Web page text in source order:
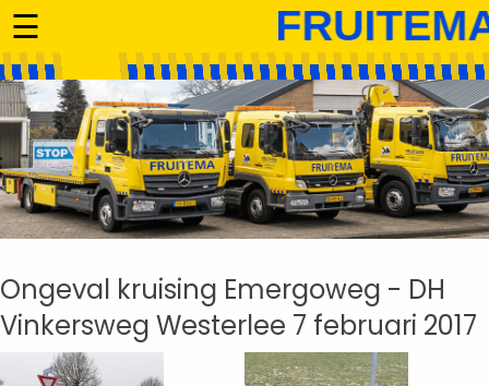
☰
Ongeval kruising Emergoweg - DH
Vinkersweg Westerlee 7 februari 2017